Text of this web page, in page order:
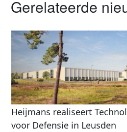
Gerelateerde
Heijmans realiseert
voor Defensie in Leusden